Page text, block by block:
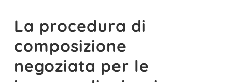
La procedura di
composizione
negoziata per le